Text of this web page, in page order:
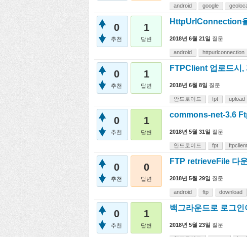
android google
0
추천
1
답변
HttpUrlConnection
2018년 6월 21일 질문
android httpurlconnection
0
추천
1
답변
FTPClient 업로드시,
2018년 6월 8일 질문
안드로이드 fpt upload
0
추천
1
답변
commons-net-3.6
2018년 5월 31일 질문
안드로이드 fpt ftpclient
0
추천
0
답변
FTP retrieveFile 다
2018년 5월 29일 질문
android ftp download
0
추천
1
답변
백그라운드로 로그
2018년 5월 23일 질문